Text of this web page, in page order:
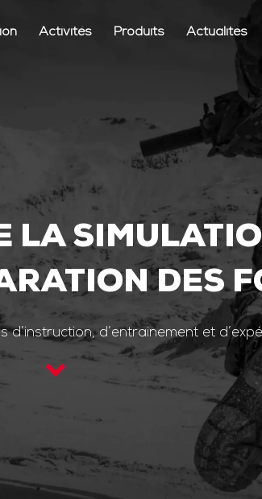
Activités Produits Actualités
LA
DES
d’instruction, d’entrainement et